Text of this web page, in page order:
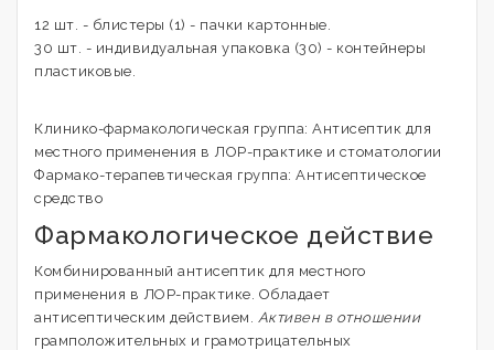
12 шт. - блистеры (1) - пачки картонные.
30 шт. - индивидуальная упаковка (30) - контейнеры
пластиковые.
Клинико-фармакологическая группа: Антисептик для
местного применения в ЛОР-практике и стоматологии
Фармако-терапевтическая группа: Антисептическое
средство
Фармакологическое действие
Комбинированный антисептик для местного
применения в ЛОР-практике. Обладает
антисептическим действием. Активен в отношении
грамположительных и грамотрицательных